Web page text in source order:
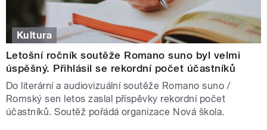
Kultura
Letošní ročník soutěže Romano suno byl velmi
úspěšný. Přihlásil se rekordní počet účastníků
Do literární a audiovizuální soutěže Romano suno /
Romský sen letos zaslal příspěvky rekordní počet
účastníků. Soutěž pořádá organizace Nová škola.